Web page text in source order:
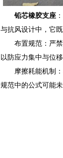
铅芯橡胶支座
与抗风设计中，它
布置规范：严
以防应力集中与位移
摩擦耗能机制
规范中的公式可能